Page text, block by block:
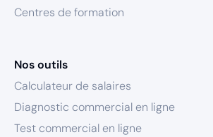
Centres de formation
Nos outils
Calculateur de salaires
Diagnostic commercial en ligne
Test commercial en ligne